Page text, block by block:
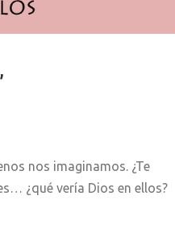
nos imaginamos. ¿Te
¿qué vería Dios en ellos?